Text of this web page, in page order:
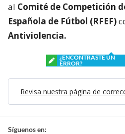
al Comité de Competición
Española de Fútbol (RFEF)
Antiviolencia.
¿ENCONTRASTE UN
ERROR?
Revisa nuestra página de
Síguenos en: